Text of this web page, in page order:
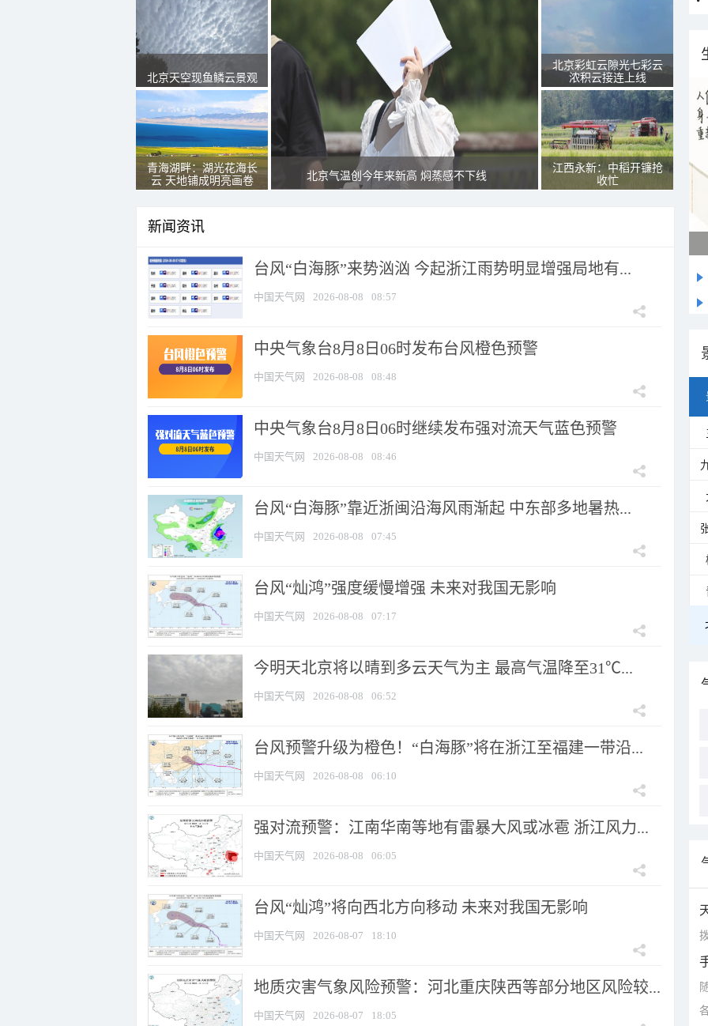
北京天空现鱼鳞云景观
青海湖畔：湖光花海长
云 天地铺成明亮画卷
北京气温创今年来新高 焖蒸感不下线
北京彩虹云隙光七彩云
浓积云接连上线
江西永新：中稻开镰抢
收忙
新闻资讯
台风“白海豚”来势汹汹 今起浙江雨势明显增强局地有...
中国天气网 2026-08-08 08:57
中央气象台8月8日06时发布台风橙色预警
中国天气网 2026-08-08 08:48
中央气象台8月8日06时继续发布强对流天气蓝色预警
中国天气网 2026-08-08 08:46
台风“白海豚”靠近浙闽沿海风雨渐起 中东部多地暑热...
中国天气网 2026-08-08 07:45
台风“灿鸿”强度缓慢增强 未来对我国无影响
中国天气网 2026-08-08 07:17
今明天北京将以晴到多云天气为主 最高气温降至31℃...
中国天气网 2026-08-08 06:52
台风预警升级为橙色！“白海豚”将在浙江至福建一带沿...
中国天气网 2026-08-08 06:10
强对流预警：江南华南等地有雷暴大风或冰雹 浙江风力...
中国天气网 2026-08-08 06:05
台风“灿鸿”将向西北方向移动 未来对我国无影响
中国天气网 2026-08-07 18:10
地质灾害气象风险预警：河北重庆陕西等部分地区风险较...
中国天气网 2026-08-07 18:05